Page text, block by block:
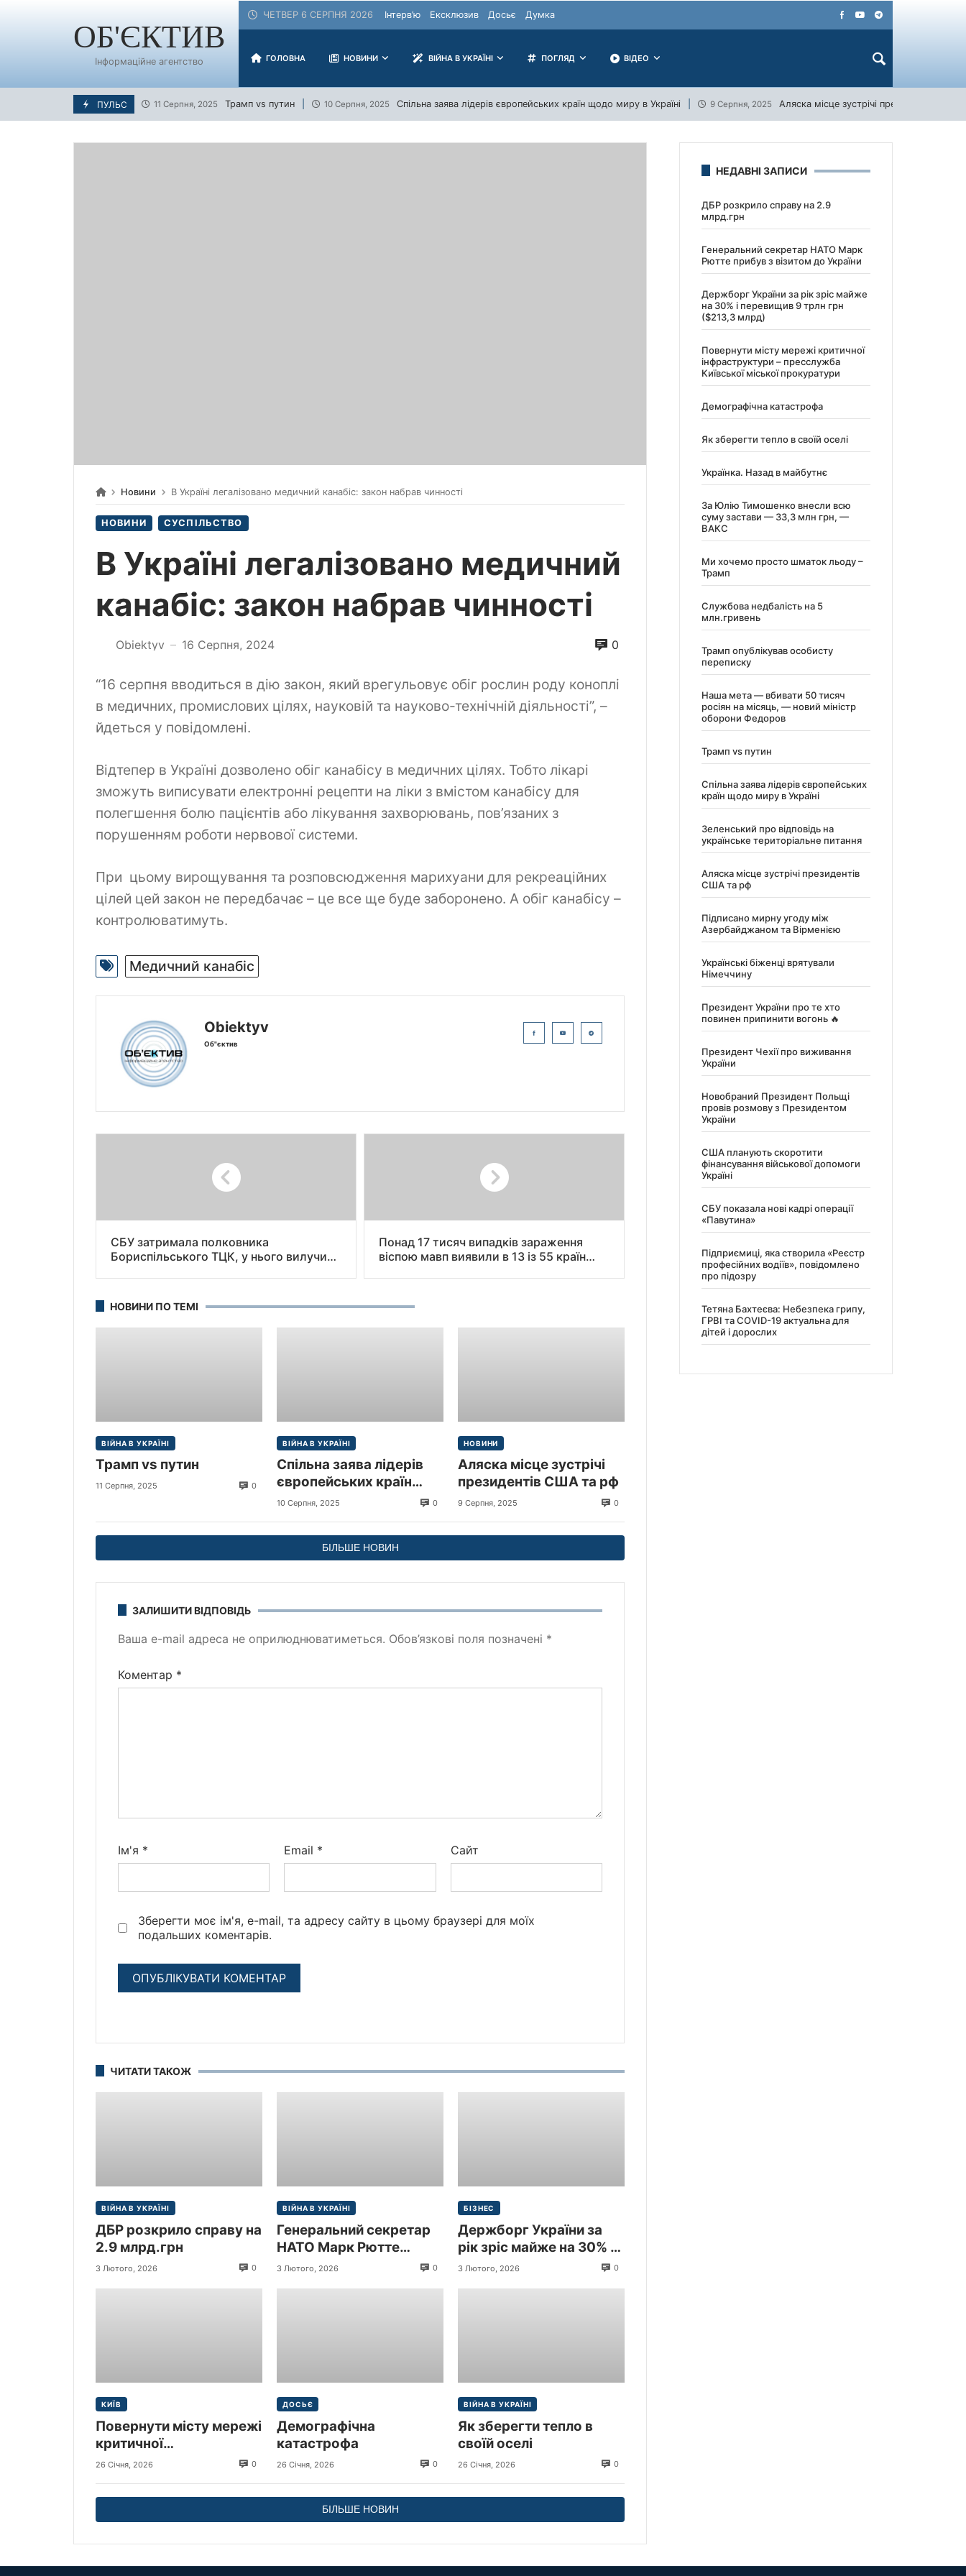
ОБ'ЄКТИВ
Інформаційне агентство
ЧЕТВЕР 6 СЕРПНЯ 2026 Інтерв’ю Ексклюзив Досьє Думка
ГОЛОВНА НОВИНИ ВІЙНА В УКРАЇНІ ПОГЛЯД ВІДЕО
ПУЛЬС 11 Серпня, 2025 Трамп vs путин 10 Серпня, 2025 Спільна заява лідерів європейських країн щодо миру в Україні 9 Серпня, 2025 Аляска місце зустрічі президентів США
Новини В Україні легалізовано медичний канабіс: закон набрав чинності
НОВИНИ СУСПІЛЬСТВО
В Україні легалізовано медичний
канабіс: закон набрав чинності
Obiektyv — 16 Серпня, 2024 0
“16 серпня вводиться в дію закон, який врегульовує обіг рослин роду коноплі
в медичних, промислових цілях, науковій та науково-технічній діяльності”, –
йдеться у повідомлені.
Відтепер в Україні дозволено обіг канабісу в медичних цілях. Тобто лікарі
зможуть виписувати електронні рецепти на ліки з вмістом канабісу для
полегшення болю пацієнтів або лікування захворювань, пов’язаних з
порушенням роботи нервової системи.
При цьому вирощування та розповсюдження марихуани для рекреаційних
цілей цей закон не передбачає – це все ще буде заборонено. А обіг канабісу –
контролюватимуть.
Медичний канабіс
Obiektyv
Об"єктив
СБУ затримала полковника
Бориспільського ТЦК, у нього вилучили
Понад 17 тисяч випадків зараження
віспою мавп виявили в 13 із 55 країн
НОВИНИ ПО ТЕМІ
ВІЙНА В УКРАЇНІ
Трамп vs путин
11 Серпня, 2025 0
ВІЙНА В УКРАЇНІ
Спільна заява лідерів
європейських країн
щодо миру в Україні
10 Серпня, 2025 0
НОВИНИ
Аляска місце зустрічі
президентів США та рф
9 Серпня, 2025 0
БІЛЬШЕ НОВИН
ЗАЛИШИТИ ВІДПОВІДЬ
Ваша e-mail адреса не оприлюднюватиметься. Обов’язкові поля позначені *
Коментар *
Ім'я * Email * Сайт
Зберегти моє ім'я, e-mail, та адресу сайту в цьому браузері для моїх
подальших коментарів.
ЧИТАТИ ТАКОЖ
ВІЙНА В УКРАЇНІ
ДБР розкрило справу на
2.9 млрд.грн
3 Лютого, 2026 0
ВІЙНА В УКРАЇНІ
Генеральний секретар
НАТО Марк Рютте
прибув з візитом до
3 Лютого, 2026 0
БІЗНЕС
Держборг України за
рік зріс майже на 30% і
перевищив 9 трлн грн
3 Лютого, 2026 0
КИЇВ
Повернути місту мережі
критичної
інфраструктури –
міської прокуратури
26 Січня, 2026 0
ДОСЬЄ
Демографічна
катастрофа
26 Січня, 2026 0
ВІЙНА В УКРАЇНІ
Як зберегти тепло в
своїй оселі
26 Січня, 2026 0
БІЛЬШЕ НОВИН
НЕДАВНІ ЗАПИСИ
ДБР розкрило справу на 2.9
млрд.грн
Генеральний секретар НАТО Марк
Рютте прибув з візитом до України
Держборг України за рік зріс майже
на 30% і перевищив 9 трлн грн
($213,3 млрд)
Повернути місту мережі критичної
інфраструктури – пресслужба
Київської міської прокуратури
Демографічна катастрофа
Як зберегти тепло в своїй оселі
Українка. Назад в майбутнє
За Юлію Тимошенко внесли всю
суму застави — 33,3 млн грн, —
ВАКС
Ми хочемо просто шматок льоду –
Трамп
Службова недбалість на 5
млн.гривень
Трамп опублікував особисту
переписку
Наша мета — вбивати 50 тисяч
росіян на місяць, — новий міністр
оборони Федоров
Трамп vs путин
Спільна заява лідерів європейських
країн щодо миру в Україні
Зеленський про відповідь на
українське територіальне питання
Аляска місце зустрічі президентів
США та рф
Підписано мирну угоду між
Азербайджаном та Вірменією
Українські біженці врятували
Німеччину
Президент України про те хто
повинен припинити вогонь 🔥
Президент Чехії про виживання
України
Новобраний Президент Польщі
провів розмову з Президентом
України
США планують скоротити
фінансування військової допомоги
Україні
СБУ показала нові кадрі операції
«Павутина»
Підприємиці, яка створила «Реєстр
професійних водіїв», повідомлено
про підозру
Тетяна Бахтеєва: Небезпека грипу,
ГРВІ та COVID-19 актуальна для
дітей і дорослих